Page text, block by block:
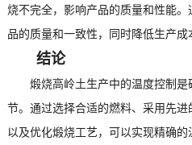
烧不完全，影响产品的质量和性能
品的质量和一致性，同时降低生产成
结论
煅烧高岭土生产中的温度控制是
节。通过选择合适的燃料、采用先进
以及优化煅烧工艺，可以实现精确